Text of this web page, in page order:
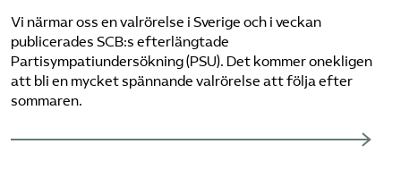
Vi närmar oss en valrörelse i Sverige och i veckan
publicerades SCB:s efterlängtade ​
Partisympatiundersökning (PSU)​. Det kommer onekligen
att bli en mycket spännande valrörelse att följa efter
sommaren.